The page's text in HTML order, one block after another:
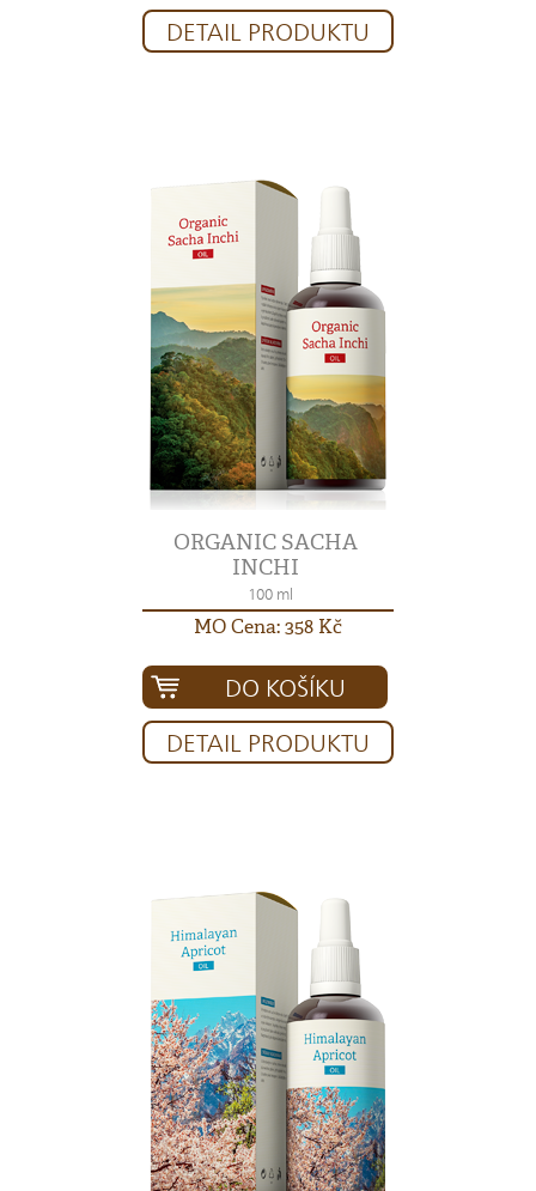
DETAIL PRODUKTU
ORGANIC SACHA
INCHI
100 ml
MO Cena: 358 Kč
DO KOŠÍKU
DETAIL PRODUKTU